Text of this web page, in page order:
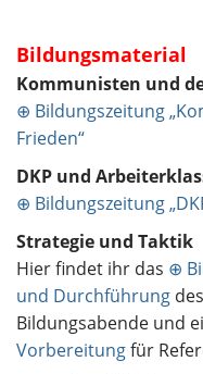
Bildungsmaterial
Kommunisten und
⊕ Bildungszeitung
Frieden“
DKP und
⊕ Bildungszeitung
Strategie und Taktik
Hier findet ihr das ⊕
und Durchführung
Bildungsabende und
Vorbereitungfür